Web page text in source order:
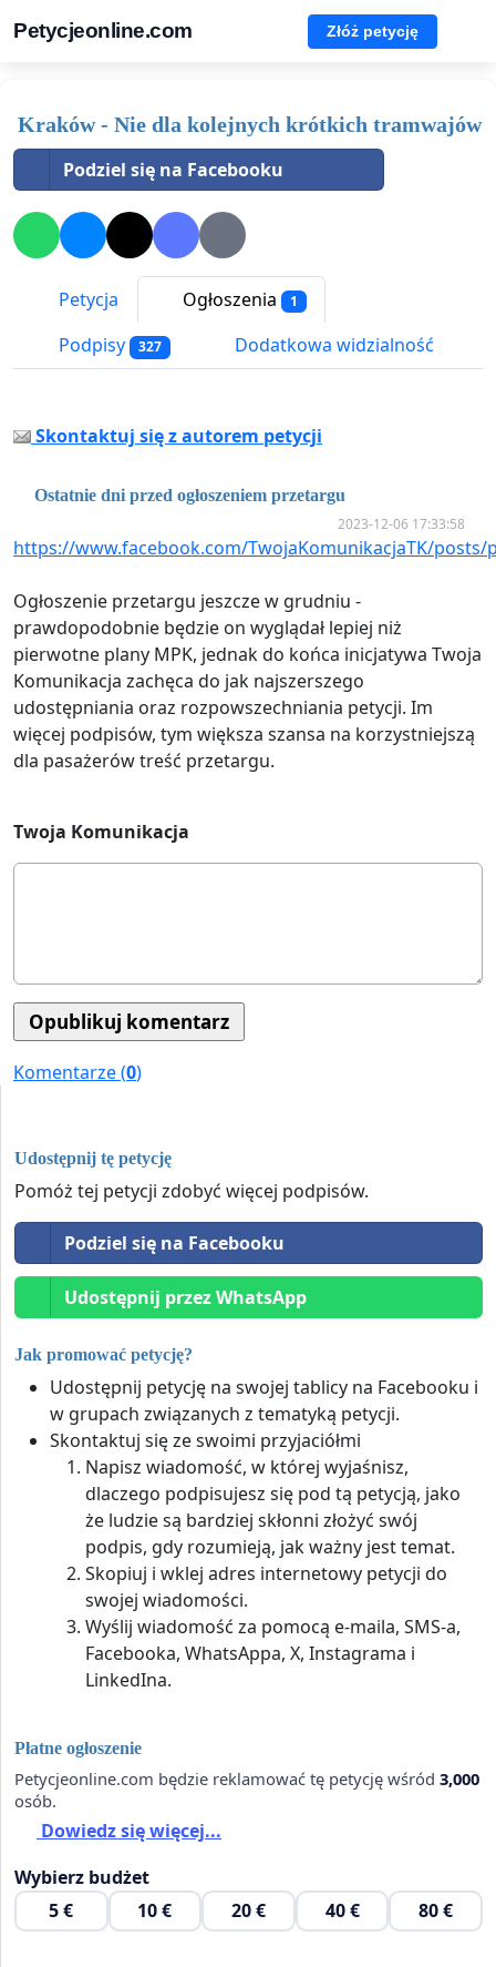
Petycjeonline.com Złóż petycję
Kraków - Nie dla kolejnych krótkich tramwajów
Podziel się na Facebooku
Petycja Ogłoszenia 1
Podpisy 327 Dodatkowa widzialność
Skontaktuj się z autorem petycji
Ostatnie dni przed ogłoszeniem przetargu
2023-12-06 17:33:58
https://www.facebook.com/TwojaKomunikacjaTK/posts/
Ogłoszenie przetargu jeszcze w grudniu -
prawdopodobnie będzie on wyglądał lepiej niż
pierwotne plany MPK, jednak do końca inicjatywa Twoja
Komunikacja zachęca do jak najszerszego
udostępniania oraz rozpowszechniania petycji. Im
więcej podpisów, tym większa szansa na korzystniejszą
dla pasażerów treść przetargu.
Twoja Komunikacja
Komentarze (0)
Udostępnij tę petycję
Pomóż tej petycji zdobyć więcej podpisów.
Podziel się na Facebooku
Udostępnij przez WhatsApp
Jak promować petycję?
Udostępnij petycję na swojej tablicy na Facebooku i
w grupach związanych z tematyką petycji.
Skontaktuj się ze swoimi przyjaciółmi
Napisz wiadomość, w której wyjaśnisz,
dlaczego podpisujesz się pod tą petycją, jako
że ludzie są bardziej skłonni złożyć swój
podpis, gdy rozumieją, jak ważny jest temat.
Skopiuj i wklej adres internetowy petycji do
swojej wiadomości.
Wyślij wiadomość za pomocą e-maila, SMS-a,
Facebooka, WhatsAppa, X, Instagrama i
LinkedIna.
Płatne ogłoszenie
Petycjeonline.com będzie reklamować tę petycję wśród 3,000
osób.
Dowiedz się więcej...
Wybierz budżet
5 €
10 € 20 € 40 € 80 €